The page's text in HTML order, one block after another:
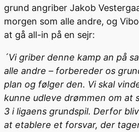
grund angriber Jakob
morgen som alle andre, og
at gå all-in på en sejr:
´Vi griber denne kamp an på
alle andre – forbereder os
plan og følger den. Vi skal
kunne udleve drømmen om at
3 i ligaens grundspil. Derfor
at etablere et forsvar, der